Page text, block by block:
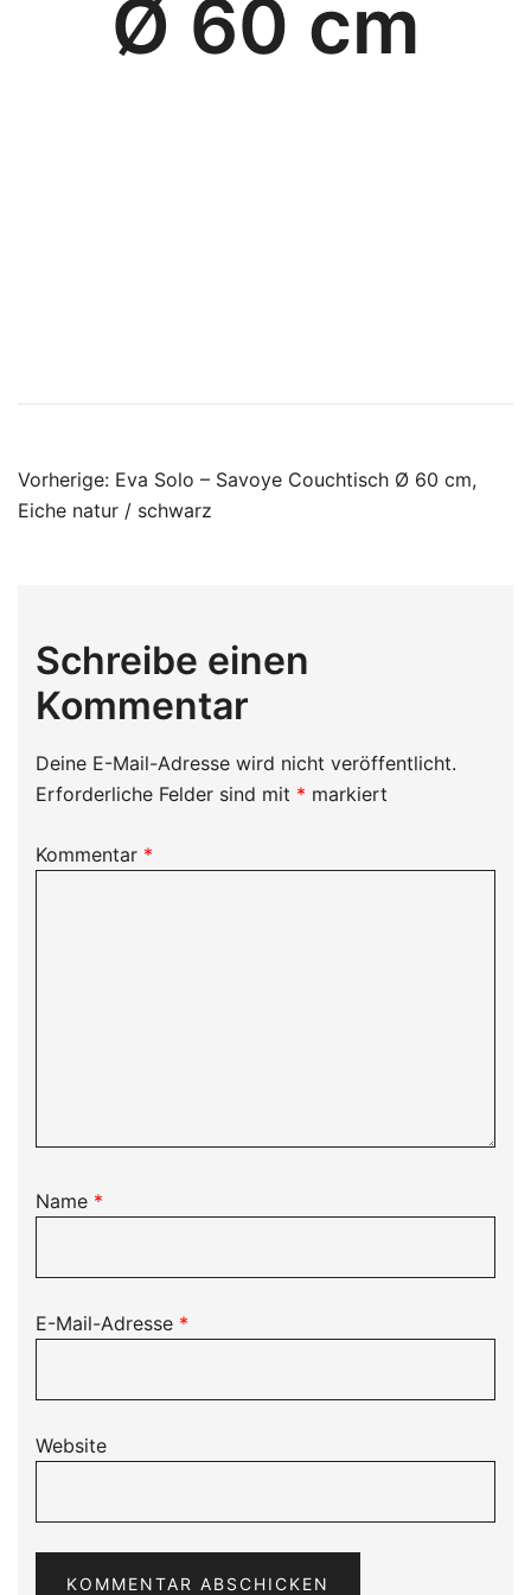
Ø 60 cm
Vorherige: Eva Solo – Savoye Couchtisch Ø 60 cm,
Eiche natur / schwarz
Schreibe einen
Kommentar
Deine E-Mail-Adresse wird nicht veröffentlicht.
Erforderliche Felder sind mit * markiert
Kommentar *
Name *
E-Mail-Adresse *
Website